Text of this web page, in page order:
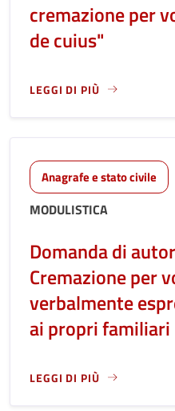
cremazione per
de cuius"
LEGGI DI PIÙ
LEGGI ANCORA
Anagrafe e stato civile
MODULISTICA
Domanda di
Cremazione per
verbalmente
ai propri familiari
LEGGI DI PIÙ
LEGGI ANCORA